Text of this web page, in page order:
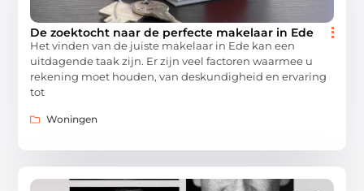
De zoektocht naar de perfecte makelaar in Ede
Het vinden van de juiste makelaar in Ede kan een
uitdagende taak zijn. Er zijn veel factoren waarmee u
rekening moet houden, van deskundigheid en ervaring
tot
Woningen